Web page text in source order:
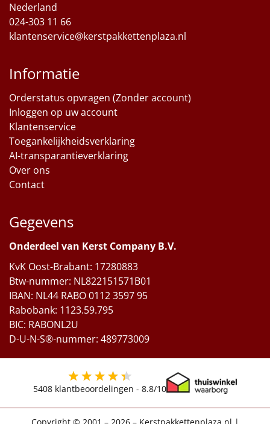
Nederland
024-303 11 66
klantenservice@kerstpakkettenplaza.nl
Informatie
Orderstatus opvragen (Zonder account)
Inloggen op uw account
Klantenservice
Toegankelijkheidsverklaring
AI-transparantieverklaring
Over ons
Contact
Gegevens
Onderdeel van Kerst Company B.V.
KvK Oost-Brabant: 17280883
Btw-nummer: NL822151571B01
IBAN: NL44 RABO 0112 3597 95
Rabobank: 1123.59.795
BIC: RABONL2U
D-U-N-S®-nummer: 489773009
5408 klantbeoordelingen - 8.8/10